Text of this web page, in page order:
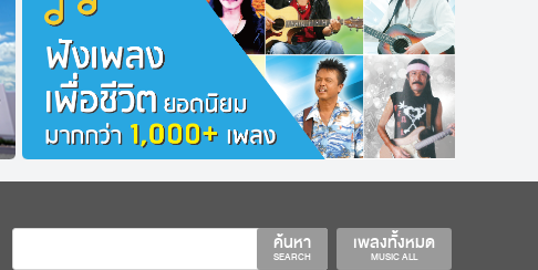
เพลงทั้งหมด
MUSIC ALL
ค้นหา
SEARCH